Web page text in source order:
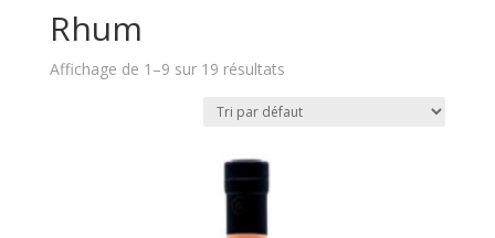
Rhum
Affichage de 1–9 sur 19 résultats